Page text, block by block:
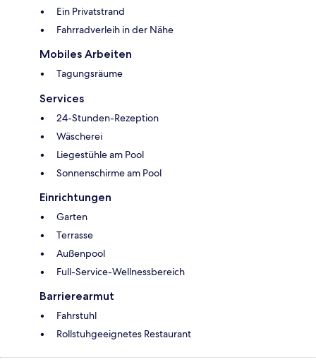
Ein Privatstrand
Fahrradverleih in der Nähe
Mobiles Arbeiten
Tagungsräume
Services
24-Stunden-Rezeption
Wäscherei
Liegestühle am Pool
Sonnenschirme am Pool
Einrichtungen
Garten
Terrasse
Außenpool
Full-Service-Wellnessbereich
Barrierearmut
Fahrstuhl
Rollstuhgeeignetes Restaurant